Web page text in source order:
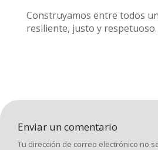
Construyamos entre todos
resiliente, justo y respetuoso.
Enviar un comentario
Tu dirección de correo electrónico no